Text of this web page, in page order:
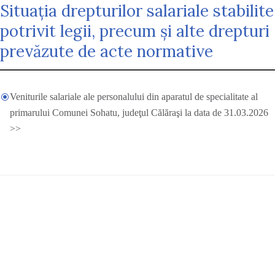
Situația drepturilor salariale stabilite
potrivit legii, precum și alte drepturi
prevăzute de acte normative
\Veniturile salariale ale personalului din aparatul de specialitate al
primarului Comunei Sohatu, judeţul Călăraşi la data de 31.03.2026
>>